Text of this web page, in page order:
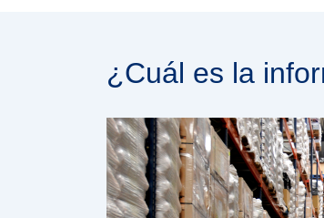
¿Cuál es la